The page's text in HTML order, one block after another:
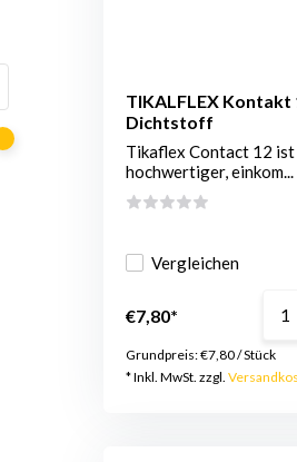
TIKALFLEX Kontakt
Dichtstoff
Tikaflex Contact 12 ist
hochwertiger, einkom...
Vergleichen
€7,80*
Grundpreis:€7,80/Stück
* Inkl. MwSt. zzgl.